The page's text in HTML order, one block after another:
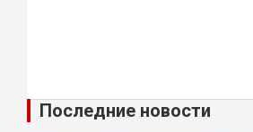
Последние новости